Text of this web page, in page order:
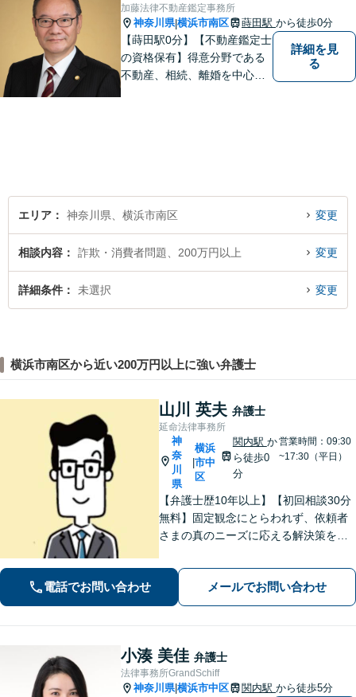
加藤法律不動産鑑定事務所
神奈川県|横浜市南区 蒔田駅 から徒歩0分
【蒔田駅0分】【不動産鑑定士
の資格保有】得意分野である
不動産、相続、離婚を中心に
詳細を見
る
エリア 神奈川県、横浜市南区 変更
相談内容 詐欺・消費者問題、200万円以上 変更
詳細条件 未選択 変更
横浜市南区から近い200万円以上に強い弁護士
山川 英夫 弁護士
延命法律事務所
神
奈
川
県
横浜
市中
区
関内駅 か
ら徒歩0
分
営業時間：09:30
~17:30（平日）
【弁護士歴10年以上】【初回相談30分
無料】固定観念にとらわれず、依頼者
さまの真のニーズに応える解決策を導
士業との連携で不動産トラブルや相続
問題にワンストップの対応も可能【WE
B面談対応】【関内駅3分】
電話でお問い合わせ メールでお問い合わせ
小湊 美佳 弁護士
法律事務所GrandSchiff
神奈川県|横浜市中区 関内駅 から徒歩5分